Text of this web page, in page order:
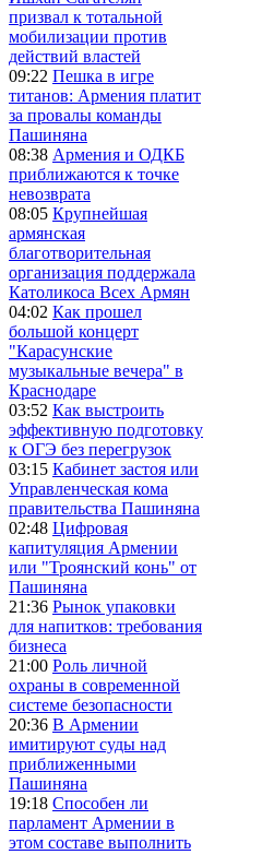
призвал к тотальной
мобилизации против
действий властей
09:22 Пешка в игре
титанов: Армения платит
за провалы команды
Пашиняна
08:38 Армения и ОДКБ
приближаются к точке
невозврата
08:05 Крупнейшая
армянская
благотворительная
организация поддержала
Католикоса Всех Армян
04:02 Как прошел
большой концерт
"Карасунские
музыкальные вечера" в
Краснодаре
03:52 Как выстроить
эффективную подготовку
к ОГЭ без перегрузок
03:15 Кабинет застоя или
Управленческая кома
правительства Пашиняна
02:48 Цифровая
капитуляция Армении
или "Троянский конь" от
Пашиняна
21:36 Рынок упаковки
для напитков: требования
бизнеса
21:00 Роль личной
охраны в современной
системе безопасности
20:36 В Армении
имитируют суды над
приближенными
Пашиняна
19:18 Способен ли
парламент Армении в
этом составе выполнить